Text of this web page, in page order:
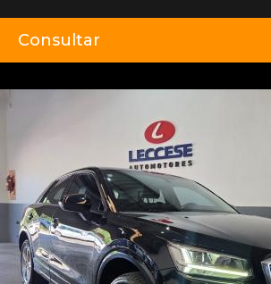
Consultar